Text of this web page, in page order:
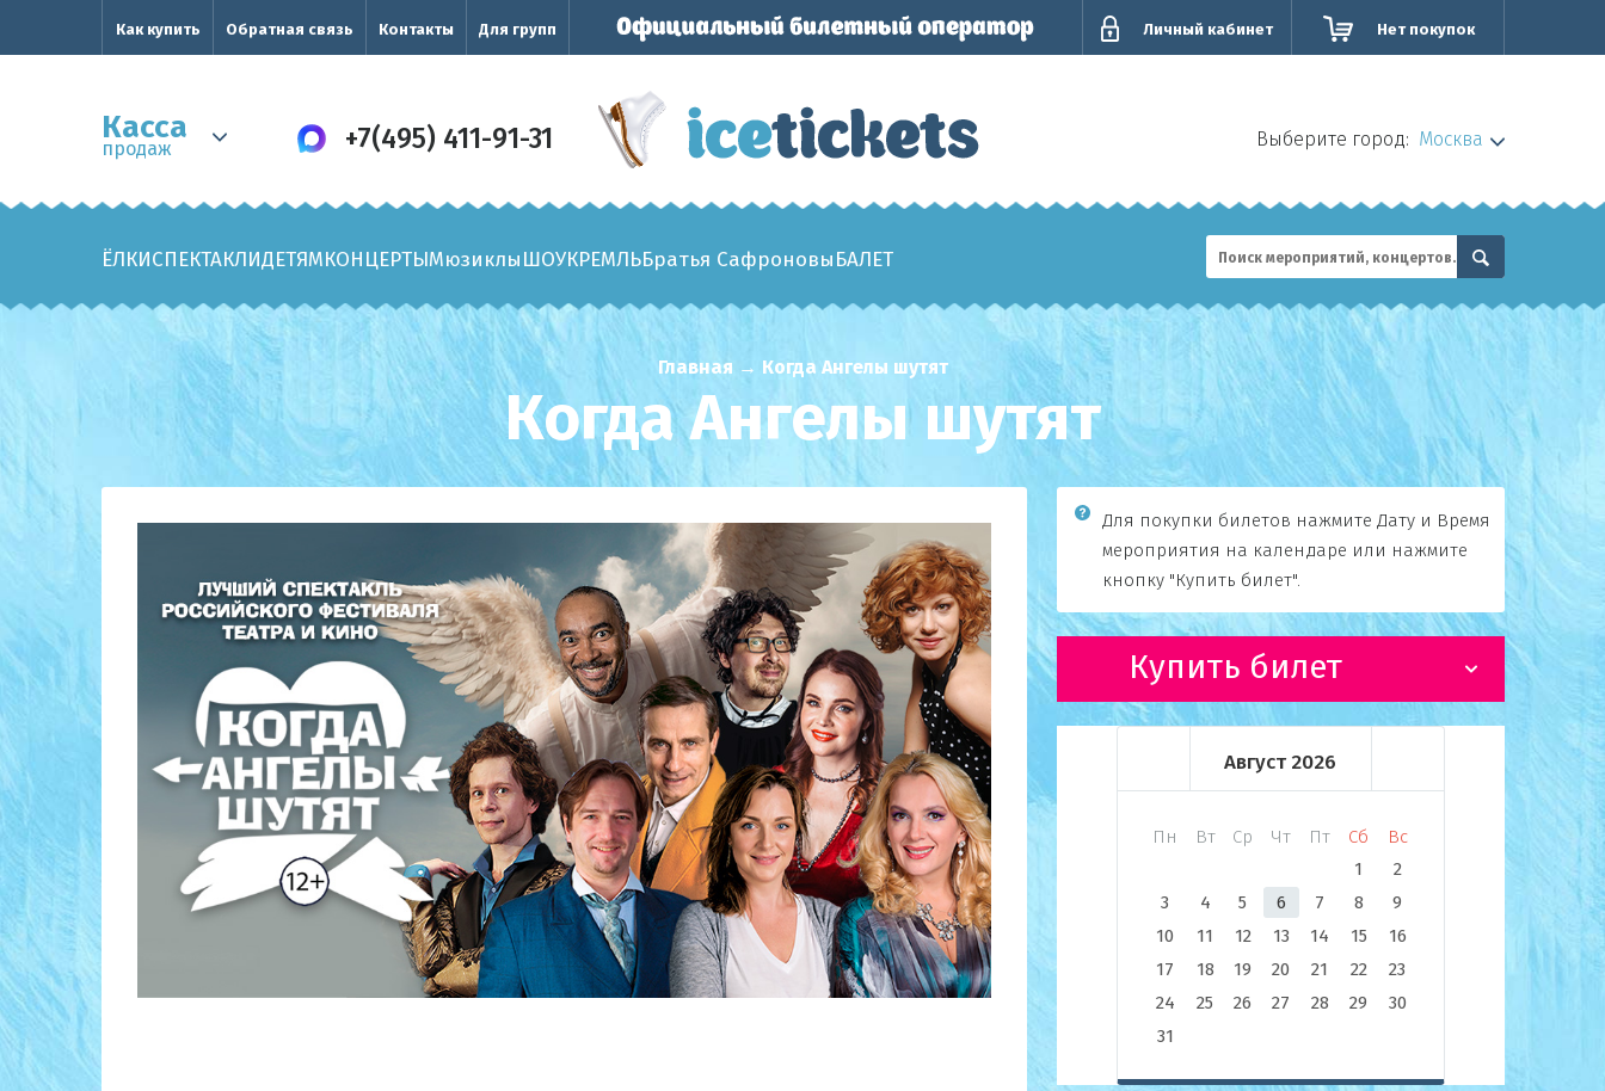
Как купить Обратная связь Контакты Для групп Личный кабинет Нет покупок
Касса
продаж +7(495) 411-91-31 Выберите город: Москва
ЁЛКИСПЕКТАКЛИДЕТЯМКОНЦЕРТЫМюзиклыШОУКРЕМЛЬБратья СафроновыБАЛЕТ
Главная → Когда Ангелы шутят
Когда Ангелы шутят
Для покупки билетов нажмите Дату и Время
мероприятия на календаре или нажмите
кнопку "Купить билет".
Купить билет
Август 2026
Пн Вт Ср Чт Пт Сб
Вс
1
2
3
4 5 6 7 8
9
10
11 12 13 14 15
16
17
18 19 20 21 22
23
24
25 26 27 28 29
30
31